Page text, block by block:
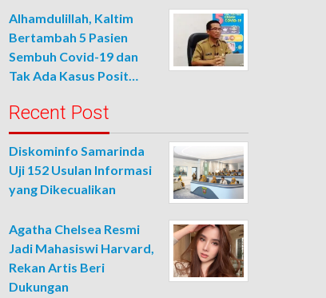
Alhamdulillah, Kaltim
Bertambah 5 Pasien
Sembuh Covid-19 dan
Tak Ada Kasus Posit…
Recent Post
Diskominfo Samarinda
Uji 152 Usulan Informasi
yang Dikecualikan
Agatha Chelsea Resmi
Jadi Mahasiswi Harvard,
Rekan Artis Beri
Dukungan